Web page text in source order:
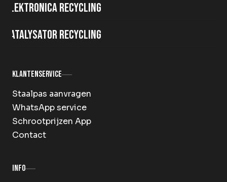
Elektronica recycling
Katalysator recycling
Klantenservice
Staalpas aanvragen
WhatsApp service
Schrootprijzen App
Contact
Info